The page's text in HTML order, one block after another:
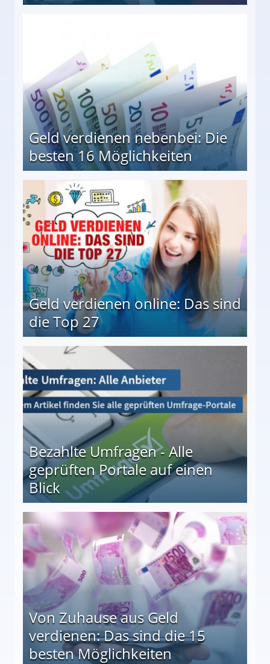
Geld verdienen nebenbei: Die
besten 16 Möglichkeiten
Geld verdienen online: Das sind
die Top 27
Bezahlte Umfragen - Alle
geprüften Portale auf einen
Blick
auf einen Blick
Von Zuhause aus Geld
verdienen: Das sind die 15
besten Möglichkeiten